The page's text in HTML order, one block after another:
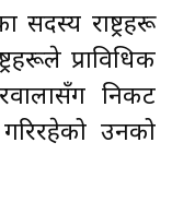
सदस्य राष्ट्रहरू
प्राविधिक
निकट
उनको